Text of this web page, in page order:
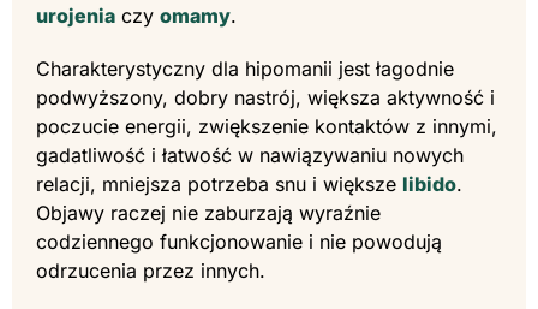
urojenia czy omamy.
Charakterystyczny dla hipomanii jest łagodnie
podwyższony, dobry nastrój, większa aktywność i
poczucie energii, zwiększenie kontaktów z innymi,
gadatliwość i łatwość w nawiązywaniu nowych
relacji, mniejsza potrzeba snu i większe libido.
Objawy raczej nie zaburzają wyraźnie
codziennego funkcjonowanie i nie powodują
odrzucenia przez innych.